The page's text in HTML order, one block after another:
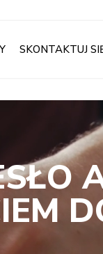
SKONTAKTUJ